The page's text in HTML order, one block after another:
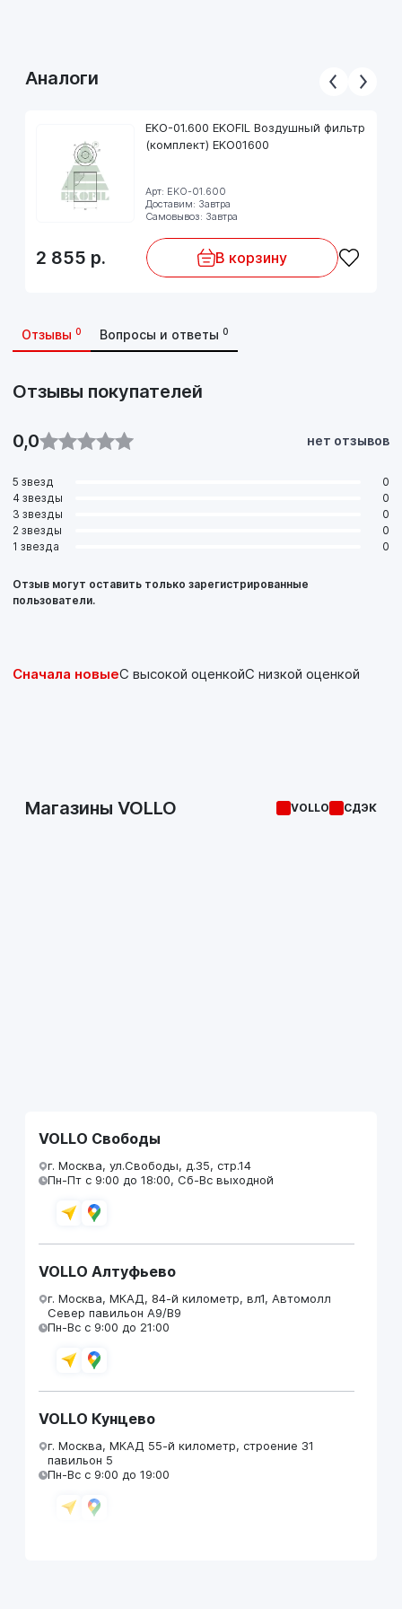
Аналоги
EKO-01.600 EKOFIL Воздушный фильтр
(комплект) EKO01600
Арт: EKO-01.600
Доставим: Завтра
Самовывоз: Завтра
2 855 р. В корзину
Отзывы 0 Вопросы и ответы 0
Отзывы покупателей
0,0 нет отзывов
5 звезд
0
4 звезды
0
3 звезды
0
2 звезды
0
1 звезда
0
Отзыв могут оставить только зарегистрированные
пользователи.
Сначала новыеС высокой оценкойС низкой оценкой
Магазины VOLLO VOLLO СДЭК
VOLLO Свободы
г. Москва, ул.Свободы, д.35, стр.14
Пн-Пт с 9:00 до 18:00, Сб-Вс выходной
VOLLO Алтуфьево
г. Москва, МКАД, 84-й километр, вл1, Автомолл
Север павильон А9/В9
Пн-Вс с 9:00 до 21:00
VOLLO Кунцево
г. Москва, МКАД 55-й километр, строение 31
павильон 5
Пн-Вс с 9:00 до 19:00